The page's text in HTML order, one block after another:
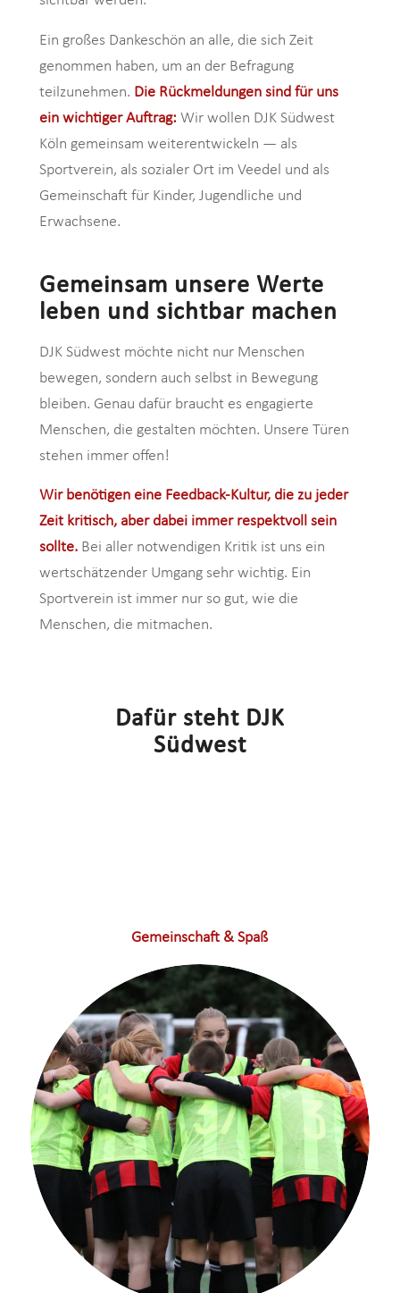
Ein großes Dankeschön an alle, die sich Zeit
genommen haben, um an der Befragung
teilzunehmen. Die Rückmeldungen sind für uns
ein wichtiger Auftrag: Wir wollen DJK Südwest
Köln gemeinsam weiterentwickeln — als
Sportverein, als sozialer Ort im Veedel und als
Gemeinschaft für Kinder, Jugendliche und
Erwachsene.
Gemeinsam unsere Werte
leben und sichtbar machen
DJK Südwest möchte nicht nur Menschen
bewegen, sondern auch selbst in Bewegung
bleiben. Genau dafür braucht es engagierte
Menschen, die gestalten möchten. Unsere Türen
stehen immer offen!
Wir benötigen eine Feedback-Kultur, die zu jeder
Zeit kritisch, aber dabei immer respektvoll sein
sollte.Bei aller notwendigen Kritik ist uns ein
wertschätzender Umgang sehr wichtig. Ein
Sportverein ist immer nur so gut, wie die
Menschen, die mitmachen.
Dafür steht DJK
Südwest
Gemeinschaft & Spaß